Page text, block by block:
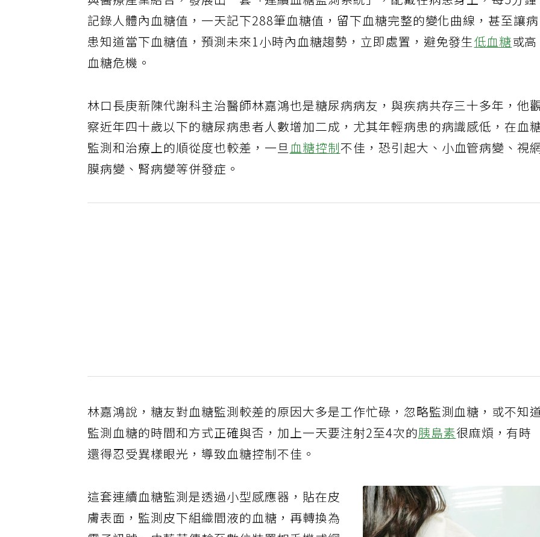
與醫療產業結合，發展出一套「連續血糖監測系統」，配戴在病患身上，每5分鐘
記錄人體內血糖值，一天記下288筆血糖值，留下血糖完整的變化曲線，甚至讓
患知道當下血糖值，預測未來1小時內血糖趨勢，立即處置，避免發生低血糖或高
血糖危機。
林口長庚新陳代謝科主治醫師林嘉鴻也是糖尿病病友，與疾病共存三十多年，他
察近年四十歲以下的糖尿病患者人數增加二成，尤其年輕病患的病識感低，在血
監測和治療上的順從度也較差，一旦血糖控制不佳，恐引起大、小血管病變、視
膜病變、腎病變等併發症。
林嘉鴻說，糖友對血糖監測較差的原因大多是工作忙碌，忽略監測血糖，或不知
監測血糖的時間和方式正確與否，加上一天要注射2至4次的胰島素很麻煩，有時
還得忍受異樣眼光，導致血糖控制不佳。
這套連續血糖監測是透過小型感應器，貼在皮
膚表面，監測皮下組織間液的血糖，再轉換為